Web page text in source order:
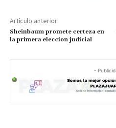
Artículo anterior
Sheinbaum promete certeza en
la primera eleccion judicial
-